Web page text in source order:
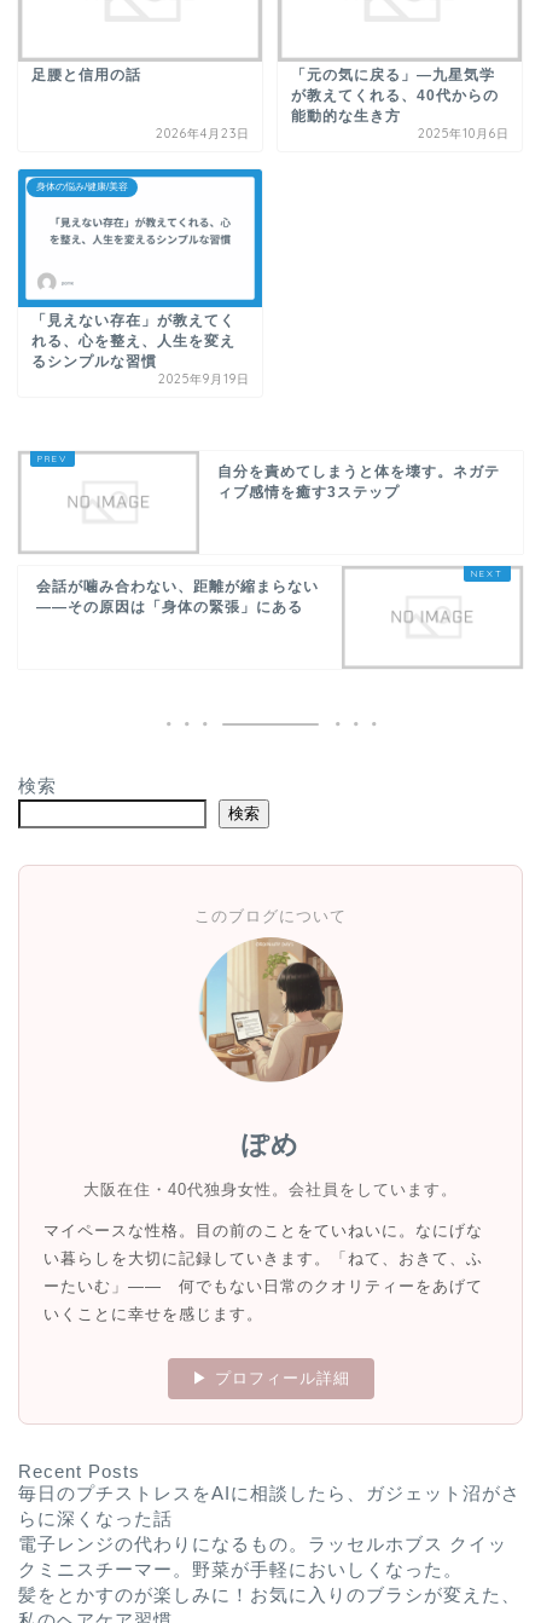
足腰と信用の話
2026年4月23日
「元の気に戻る」—九星気学
が教えてくれる、40代からの
能動的な生き方
2025年10月6日
身体の悩み/健康/美容
「見えない存在」が教えてく
れる、心を整え、人生を変え
るシンプルな習慣
2025年9月19日
自分を責めてしまうと体を壊す。ネガテ
ィブ感情を癒す3ステップ
会話が噛み合わない、距離が縮まらない
——その原因は「身体の緊張」にある
検索
検索
このブログについて
ぽめ
大阪在住・40代独身女性。会社員をしています。
マイペースな性格。目の前のことをていねいに。なにげな
い暮らしを大切に記録していきます。「ねて、おきて、ふ
ーたいむ」—— 何でもない日常のクオリティーをあげて
いくことに幸せを感じます。
▶ プロフィール詳細
Recent Posts
毎日のプチストレスをAIに相談したら、ガジェット沼がさ
らに深くなった話
電子レンジの代わりになるもの。ラッセルホブス クイッ
クミニスチーマー。野菜が手軽においしくなった。
髪をとかすのが楽しみに！お気に入りのブラシが変えた、